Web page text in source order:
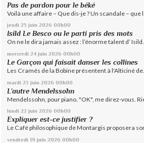
Pas de pardon pour le béké
Voilà une affaire – Que dis-je ? Un scandale – que
jeudi 25 juin 2026 00h00
Isild Le Besco ou le parti pris des mots
On ne le dira jamais assez : l’énorme talent d’
mercredi 24 juin 2026 00h00
Le Garçon qui faisait danser les collines
Les Cramés de la Bobine présentent à l'Alticiné de...
mardi 23 juin 2026 00h00
L’autre Mendelssohn
Mendelssohn, pour piano. "OK", me direz-vous.
lundi 22 juin 2026 00h00
Expliquer est-ce justifier ?
Le Café philosophique de Montargis proposera
vendredi 19 juin 2026 00h00